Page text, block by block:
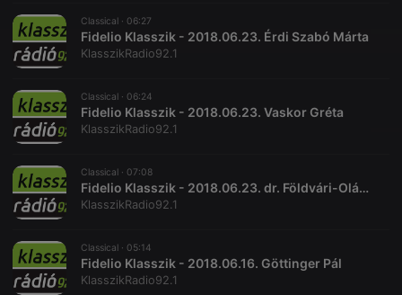
Classical · 06:27
Fidelio Klasszik - 2018.06.23. Érdi Szabó Márta
KlasszikRadio92.1
Classical · 06:24
Fidelio Klasszik - 2018.06.23. Vaskor Gréta
KlasszikRadio92.1
Classical · 07:08
Fidelio Klasszik - 2018.06.23. dr. Földvári-Oláh Csaba
KlasszikRadio92.1
Classical · 05:14
Fidelio Klasszik - 2018.06.16. Göttinger Pál
KlasszikRadio92.1